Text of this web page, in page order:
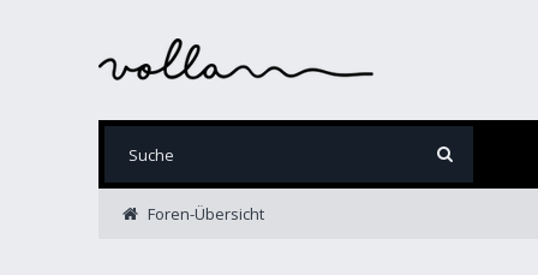
Foren-Übersicht